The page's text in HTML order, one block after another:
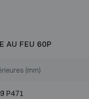
AU FEU 60P
(mm)
P471